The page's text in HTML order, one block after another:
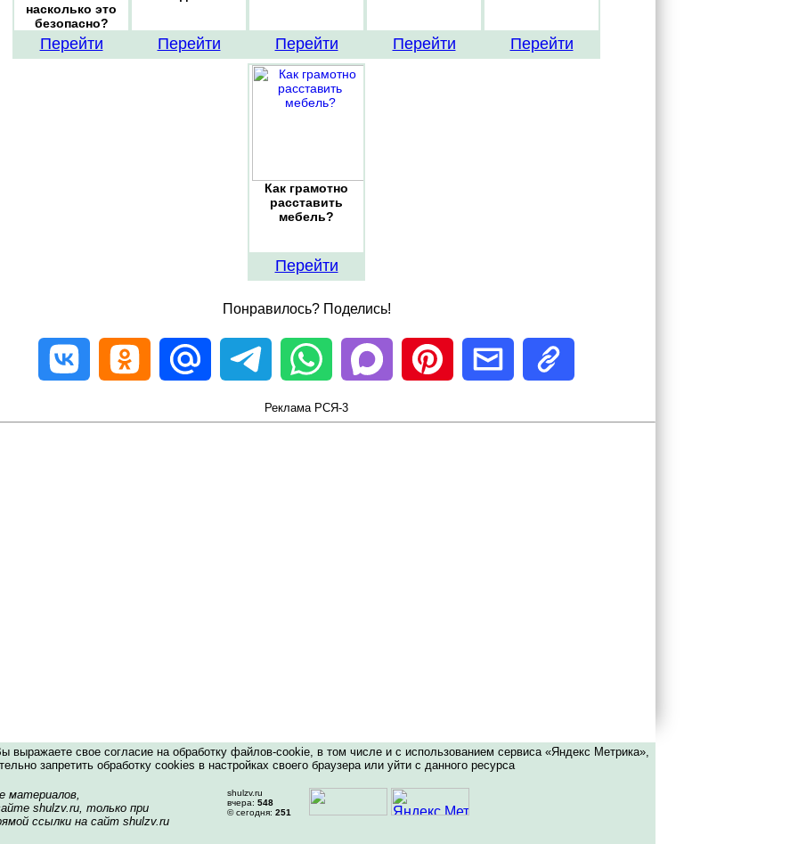
насколько это
безопасно?
Перейти Перейти Перейти Перейти Перейти
Как грамотно
расставить
мебель?
Перейти
Понравилось? Поделись!
Реклама РСЯ-3
выражаете свое согласие на обработку файлов-cookie, в том числе и с использованием сервиса «Яндекс Метрика»,
запретить обработку cookies в настройках своего браузера или уйти с данного ресурса
материалов,
shulzv.ru, только при
ссылки на сайт shulzv.ru
shulzv.ru
вчера: 548
© сегодня: 251